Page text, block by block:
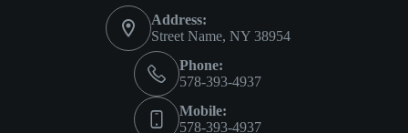
Address:
Street Name, NY 38954
Phone:
578-393-4937
Mobile:
578-393-4937